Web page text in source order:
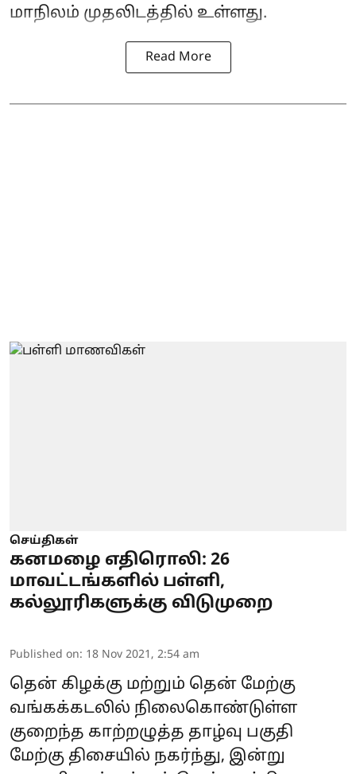
மாநிலம் முதலிடத்தில் உள்ளது.
Read More
செய்திகள்
கனமழை எதிரொலி: 26
மாவட்டங்களில் பள்ளி,
கல்லூரிகளுக்கு விடுமுறை
Published on: 18 Nov 2021, 2:54 am
தென் கிழக்கு மற்றும் தென் மேற்கு
வங்கக்கடலில் நிலைகொண்டுள்ள
குறைந்த காற்றழுத்த தாழ்வு பகுதி
மேற்கு திசையில் நகர்ந்து, இன்று